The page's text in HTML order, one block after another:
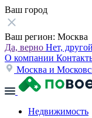
Ваш город
Ваш регион: Москва
Да, верно Нет, другой
О компании
Москва и
Недвижимость